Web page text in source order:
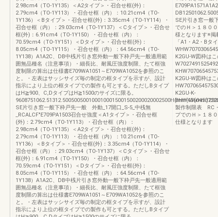
2.98cm4（TO-1Y135）＜A2タイプ＞・召合せ框(外)：
2.79cm4（TO-1Y113）・召合せ框（内）：10.21cm4（TO-
1Y136）＜Bタイプ＞・召合せ框(外)：3.35cm4（TO-1Y114）・
召合せ框（内）：29.03cm4（TO-1Y137）＜Cタイプ＞・召合せ
框(外)：6.91cm4（TO-1Y150）・召合せ框（内）：
70.59cm4（TO-1Y151）＜Dタイプ＞・召合せ框(外)：
8.05cm4（TO-1Y115）・召合せ框（内）：64.56cm4（TO-
1Y138）A1A2C、DB中桟片引き窓外動一般下枠戸先一般適用範
囲無品種名（注意事項）・細長比、耐風圧強度制限、たて框強
度制限の算出は仕様書E709WA1051～E709WA1052を参照のこ
と。・左表はサッシサイズ毎の制定の框タイプを示すが、設計
指示により上位の框タイプでの製作も可とする。ただしBタイプ
はH≧900、C,DタイプはH≧1500のサイズに限る。
SE片引き窓一般下枠戸先一般 外動_17開口_S-5_中桟無
_RCALCF"E709PA1503召合せ強度＜A1タイプ＞・召合せ框
(外)：2.79cm4（TO-1Y113）・召合せ框（内）：
2.98cm4（TO-1Y135）＜A2タイプ＞・召合せ框(外)：
2.79cm4（TO-1Y113）・召合せ框（内）：10.21cm4（TO-
1Y136）＜Bタイプ＞・召合せ框(外)：3.35cm4（TO-1Y114）・
召合せ框（内）：29.03cm4（TO-1Y137）＜Cタイプ＞・召合せ
框(外)：6.91cm4（TO-1Y150）・召合せ框（内）：
70.59cm4（TO-1Y151）＜Dタイプ＞・召合せ框(外)：
8.05cm4（TO-1Y115）・召合せ框（内）：64.56cm4（TO-
1Y138）A1A2C、DB中桟片引き窓外動一般下枠戸先一般適用範
囲無品種名（注意事項）・細長比、耐風圧強度制限、たて框強
度制限の算出は仕様書E709WA1051～E709WA1052を参照のこ
と。・左表はサッシサイズ毎の制定の框タイプを示すが、設計
指示により上位の框タイプでの製作も可とする。ただしBタイプ
SE片引き窓一般
でのＨ＞１８０
様となります※掲
「A1・A2・Bタ
K2GU-W図枠は
K2GU-W図枠は
K2GU-K-
製作制限表 RC
プでのＨ＞１８
仕様となります